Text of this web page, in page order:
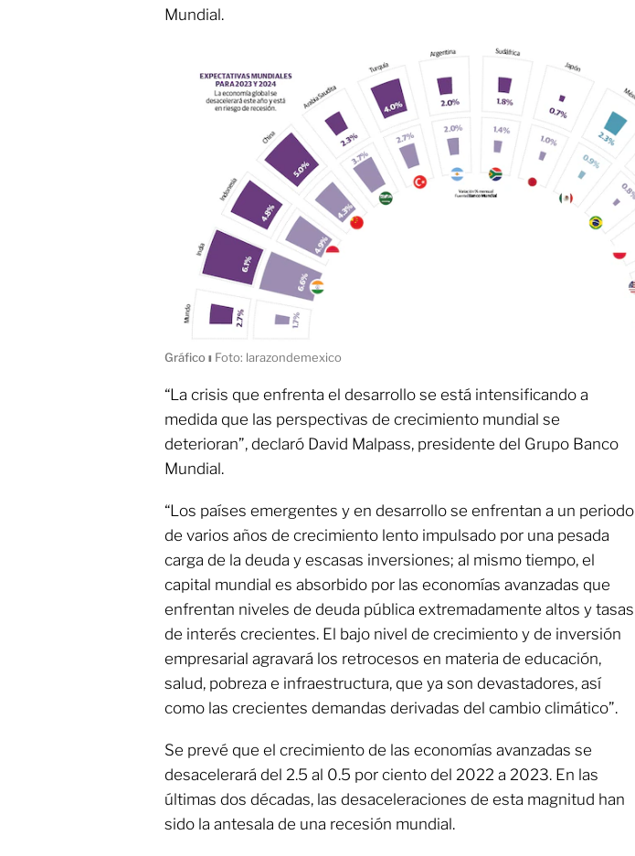
Mundial.
Gráficoı Foto: larazondemexico
“La crisis que enfrenta el desarrollo se está intensificando a
medida que las perspectivas de crecimiento mundial se
deterioran”, declaró David Malpass, presidente del Grupo Banco
Mundial.
“Los países emergentes y en desarrollo se enfrentan a un periodo
de varios años de crecimiento lento impulsado por una pesada
carga de la deuda y escasas inversiones; al mismo tiempo, el
capital mundial es absorbido por las economías avanzadas que
enfrentan niveles de deuda pública extremadamente altos y tasas
de interés crecientes. El bajo nivel de crecimiento y de inversión
empresarial agravará los retrocesos en materia de educación,
salud, pobreza e infraestructura, que ya son devastadores, así
como las crecientes demandas derivadas del cambio climático”.
Se prevé que el crecimiento de las economías avanzadas se
desacelerará del 2.5 al 0.5 por ciento del 2022 a 2023. En las
últimas dos décadas, las desaceleraciones de esta magnitud han
sido la antesala de una recesión mundial.